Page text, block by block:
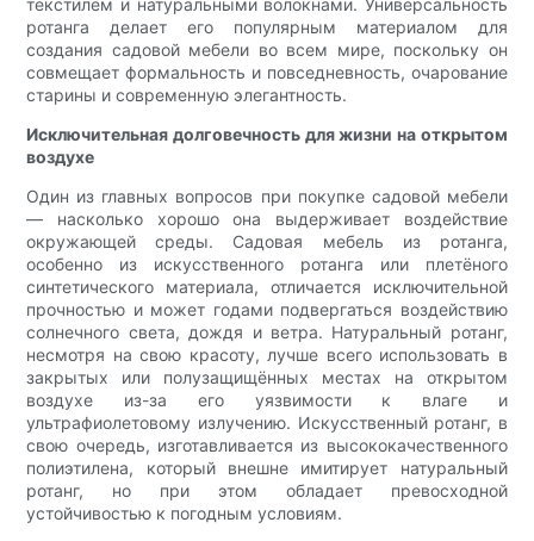
текстилем и натуральными волокнами. Универсальность
ротанга делает его популярным материалом для
создания садовой мебели во всем мире, поскольку он
совмещает формальность и повседневность, очарование
старины и современную элегантность.
Исключительная долговечность для жизни на открытом
воздухе
Один из главных вопросов при покупке садовой мебели
— насколько хорошо она выдерживает воздействие
окружающей среды. Садовая мебель из ротанга,
особенно из искусственного ротанга или плетёного
синтетического материала, отличается исключительной
прочностью и может годами подвергаться воздействию
солнечного света, дождя и ветра. Натуральный ротанг,
несмотря на свою красоту, лучше всего использовать в
закрытых или полузащищённых местах на открытом
воздухе из-за его уязвимости к влаге и
ультрафиолетовому излучению. Искусственный ротанг, в
свою очередь, изготавливается из высококачественного
полиэтилена, который внешне имитирует натуральный
ротанг, но при этом обладает превосходной
устойчивостью к погодным условиям.